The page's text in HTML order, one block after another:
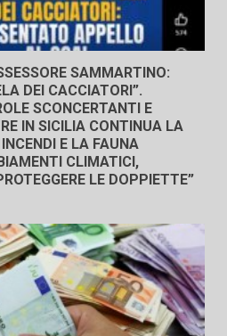
SAMMARTINO:
DEI CACCIATORI”.
SCONCERTANTI E
IN SICILIA CONTINUA LA
E LA FAUNA
CLIMATICI,
LE DOPPIETTE”